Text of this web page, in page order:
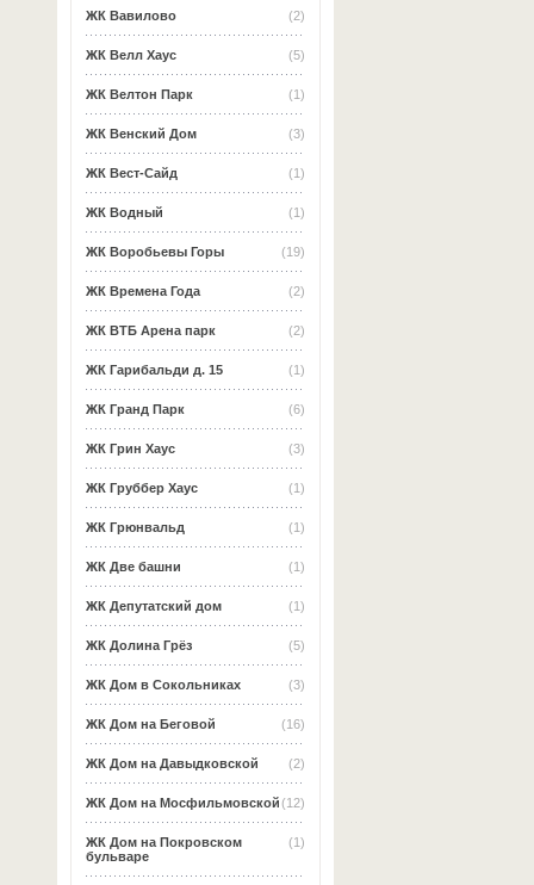
(2)
ЖК Вавилово
(5)
ЖК Велл Хаус
(1)
ЖК Велтон Парк
(3)
ЖК Венский Дом
(1)
ЖК Вест-Сайд
(1)
ЖК Водный
(19)
ЖК Воробьевы Горы
(2)
ЖК Времена Года
(2)
ЖК ВТБ Арена парк
(1)
ЖК Гарибальди д. 15
(6)
ЖК Гранд Парк
(3)
ЖК Грин Хаус
(1)
ЖК Груббер Хаус
(1)
ЖК Грюнвальд
(1)
ЖК Две башни
(1)
ЖК Депутатский дом
(5)
ЖК Долина Грёз
(3)
ЖК Дом в Сокольниках
(16)
ЖК Дом на Беговой
(2)
ЖК Дом на Давыдковской
(12)
ЖК Дом на Мосфильмовской
(1)
ЖК Дом на Покровском
бульваре